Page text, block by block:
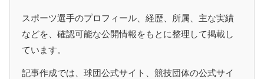
スポーツ選手のプロフィール、経歴、所属、主な実績
などを、確認可能な公開情報をもとに整理して掲載し
ています。
記事作成では、球団公式サイト、競技団体の公式サイ